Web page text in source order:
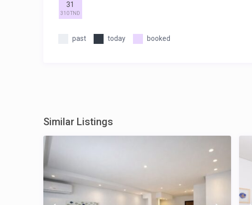
31
310 TND
past today booked
Similar Listings